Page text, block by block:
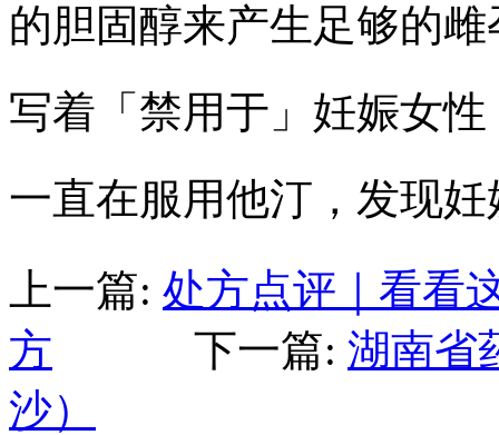
的胆固醇来产生足够的
写着「禁用于」妊娠女
一直在服用他汀，发现
上一篇: 处方点评｜看看
方 下一篇: 湖南省
沙）